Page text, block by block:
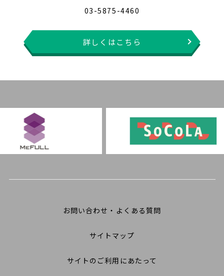
03-5875-4460
詳しくはこちら
お問い合わせ・よくある質問
サイトマップ
サイトのご利用にあたって